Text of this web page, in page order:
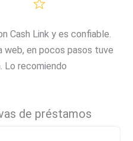
Cash Link y es confiable.
web, en pocos pasos tuve
Lo recomiendo
de préstamos